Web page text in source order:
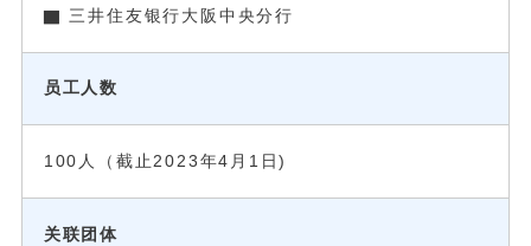
▇ 三井住友银行大阪中央分行
员工人数
100人（截止2023年4月1日)
关联团体